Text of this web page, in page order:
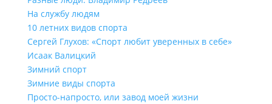
На службу людям
10 летних видов спорта
Сергей Глухов: «Спорт любит уверенных в себе»
Исаак Валицкий
Зимний спорт
Зимние виды спорта
Просто-напросто, или завод моей жизни